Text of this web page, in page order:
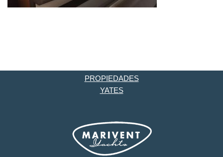
PROPIEDADES
YATES